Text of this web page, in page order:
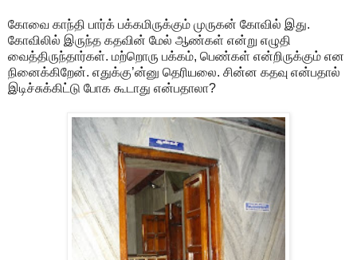
கோவை காந்தி பார்க் பக்கமிருக்கும் முருகன் கோவில் இது.
கோவிலில் இருந்த கதவின் மேல் ஆண்கள் என்று எழுதி
வைத்திருந்தார்கள். மற்றொரு பக்கம், பெண்கள் என்றிருக்கும் என
நினைக்கிறேன். எதுக்கு’ன்னு தெரியலை. சின்ன கதவு என்பதால்
இடிச்சுக்கிட்டு போக கூடாது என்பதாலா?